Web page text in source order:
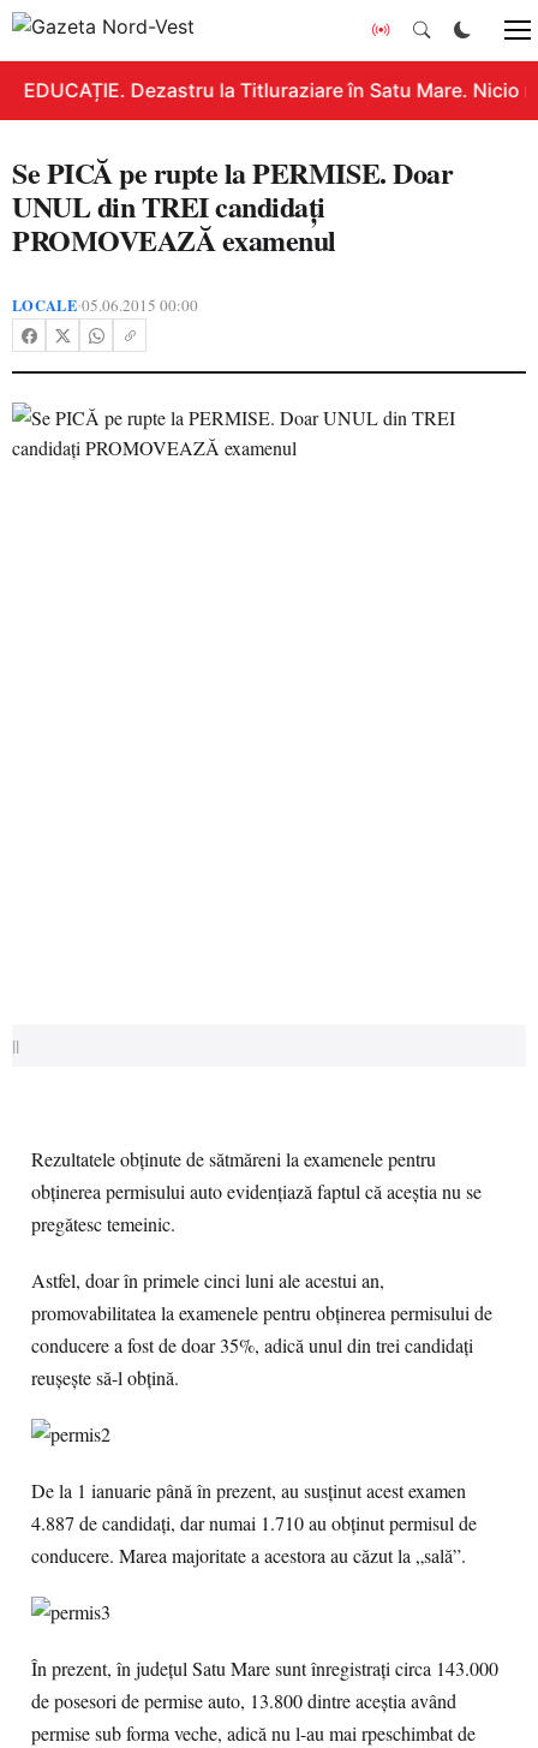
EDUCAȚIE. Dezastru la Titluraziare în Satu Mare. Nicio
Se PICĂ pe rupte la PERMISE. Doar
UNUL din TREI candidaţi
PROMOVEAZĂ examenul
LOCALE•05.06.2015 00:00
||
Rezultatele obţinute de sătmăreni la examenele pentru
obţinerea permisului auto evidenţiază faptul că aceştia nu se
pregătesc temeinic.
Astfel, doar în primele cinci luni ale acestui an,
promovabilitatea la examenele pentru obţinerea permisului de
conducere a fost de doar 35%, adică unul din trei candidaţi
reuşeşte să-l obţină.
De la 1 ianuarie până în prezent, au susţinut acest examen
4.887 de candidaţi, dar numai 1.710 au obţinut permisul de
conducere. Marea majoritate a acestora au căzut la „sală”.
În prezent, în judeţul Satu Mare sunt înregistraţi circa 143.000
de posesori de permise auto, 13.800 dintre aceştia având
permise sub forma veche, adică nu l-au mai rpeschimbat de